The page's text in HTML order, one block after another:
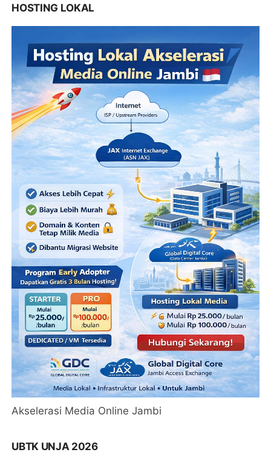
HOSTING LOKAL
Akselerasi Media Online Jambi
UBTK UNJA 2026